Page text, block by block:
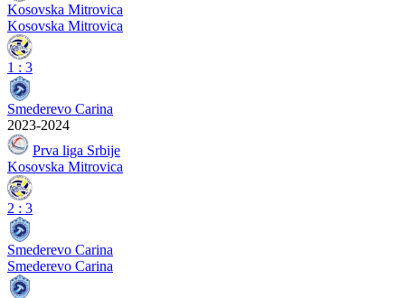
Kosovska Mitrovica
Kosovska Mitrovica
1 : 3
Smederevo Carina
2023-2024
Prva liga Srbije
Kosovska Mitrovica
2 : 3
Smederevo Carina
Smederevo Carina